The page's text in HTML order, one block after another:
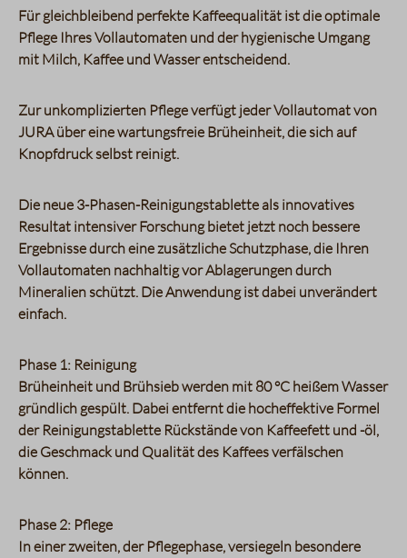
Für gleichbleibend perfekte Kaffeequalität ist die optimale
Pflege Ihres Vollautomaten und der hygienische Umgang
mit Milch, Kaffee und Wasser entscheidend.
Zur unkomplizierten Pflege verfügt jeder Vollautomat von
JURA über eine wartungsfreie Brüheinheit, die sich auf
Knopfdruck selbst reinigt.
Die neue 3-Phasen-Reinigungstablette als innovatives
Resultat intensiver Forschung bietet jetzt noch bessere
Ergebnisse durch eine zusätzliche Schutzphase, die Ihren
Vollautomaten nachhaltig vor Ablagerungen durch
Mineralien schützt. Die Anwendung ist dabei unverändert
einfach.
Phase 1: Reinigung
Brüheinheit und Brühsieb werden mit 80 °C heißem Wasser
gründlich gespült. Dabei entfernt die hocheffektive Formel
der Reinigungstablette Rückstände von Kaffeefett und -öl,
die Geschmack und Qualität des Kaffees verfälschen
können.
Phase 2: Pflege
In einer zweiten, der Pflegephase, versiegeln besondere